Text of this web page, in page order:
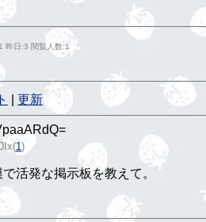
昨日:3 閲覧人数:1
更新
(1)
活発な掲示板を教えて。